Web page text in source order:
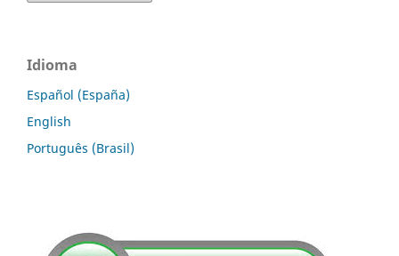
Idioma
Español (España)
English
Português (Brasil)